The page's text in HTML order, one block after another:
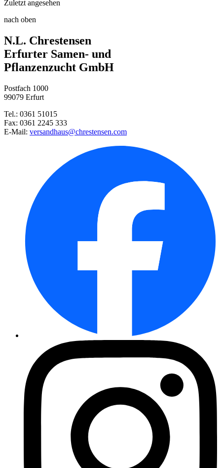
Gartenspaten
Kletterhortensie Crug Coral®
Dornige Hauhechel
Buschklee Edo-shibori®
Zuletzt angesehen
Clematis My Darling, PBR
nach oben
N.L. Chrestensen
Erfurter Samen- und
Pflanzenzucht GmbH
Postfach 1000
99079 Erfurt
Tel.: 0361 51015
Fax: 0361 2245 333
E-Mail: versandhaus@chrestensen.com